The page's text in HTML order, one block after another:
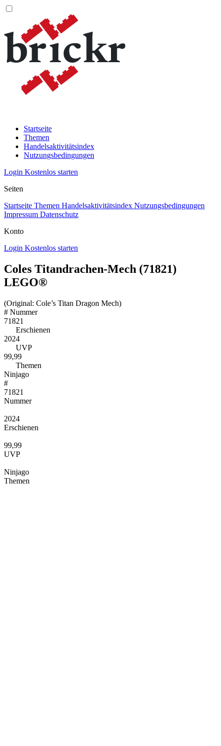
Startseite
Themen
Handelsaktivitätsindex
Nutzungsbedingungen
Login Kostenlos starten
Seiten
Startseite Themen Handelsaktivitätsindex Nutzungsbedingungen
Impressum Datenschutz
Konto
Login Kostenlos starten
Coles Titandrachen-Mech (71821)
LEGO®
(Original: Cole’s Titan Dragon Mech)
# Nummer
71821
Erschienen
2024
UVP
99,99
Themen
Ninjago
#
71821
Nummer
2024
Erschienen
99,99
UVP
Ninjago
Themen